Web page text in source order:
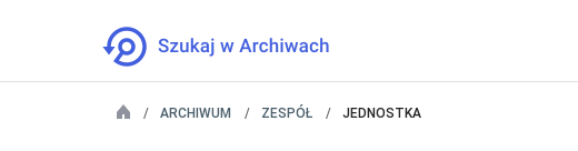
ARCHIWUM ZESPÓŁ JEDNOSTKA